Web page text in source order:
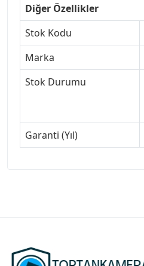
Diğer Özellikler
Stok Kodu
Marka
Stok Durumu
Garanti (Yıl)